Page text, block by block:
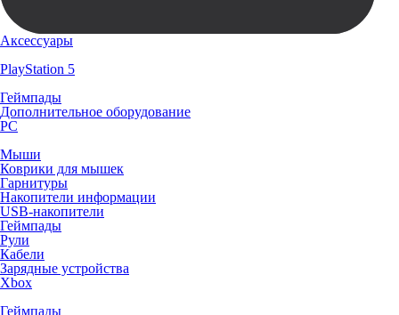
Аксессуары
PlayStation 5
Геймпады
Дополнительное оборудование
PC
Мыши
Коврики для мышек
Гарнитуры
Накопители информации
USB-накопители
Геймпады
Рули
Кабели
Зарядные устройства
Xbox
Геймпады